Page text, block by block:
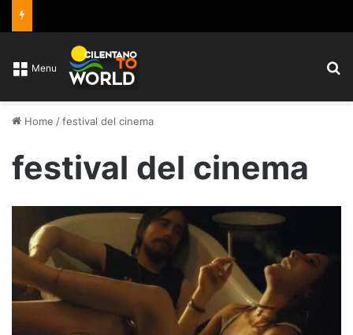
Menu
Home /festival del cinema
festival del cinema